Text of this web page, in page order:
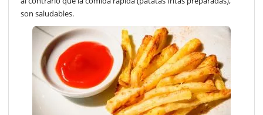
son saludables.